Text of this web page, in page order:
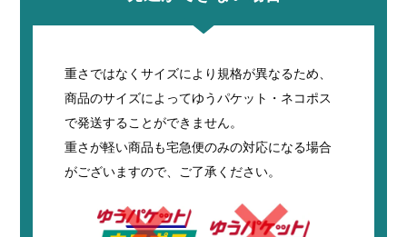
重さではなくサイズにより規格が異なるため、
商品のサイズによってゆうパケット・ネコポス
で発送することができません。
重さが軽い商品も宅急便のみの対応になる場合
がございますので、ご了承ください。